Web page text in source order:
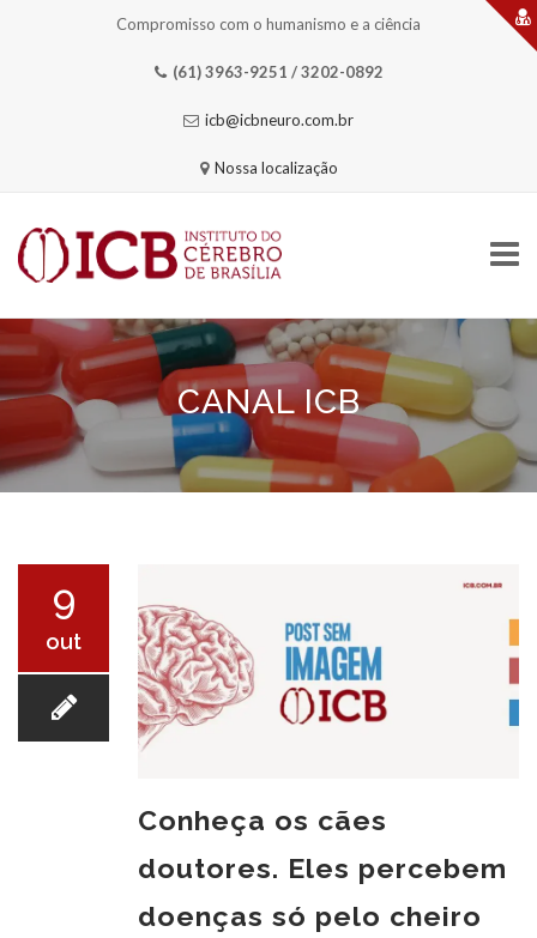
Compromisso com o humanismo e a ciência
(61) 3963-9251 / 3202-0892
icb@icbneuro.com.br
Nossa localização
Skip
to
content
HOME
O ICB
CANAL ICB
9
out
Conheça os cães
doutores. Eles percebem
doenças só pelo cheiro